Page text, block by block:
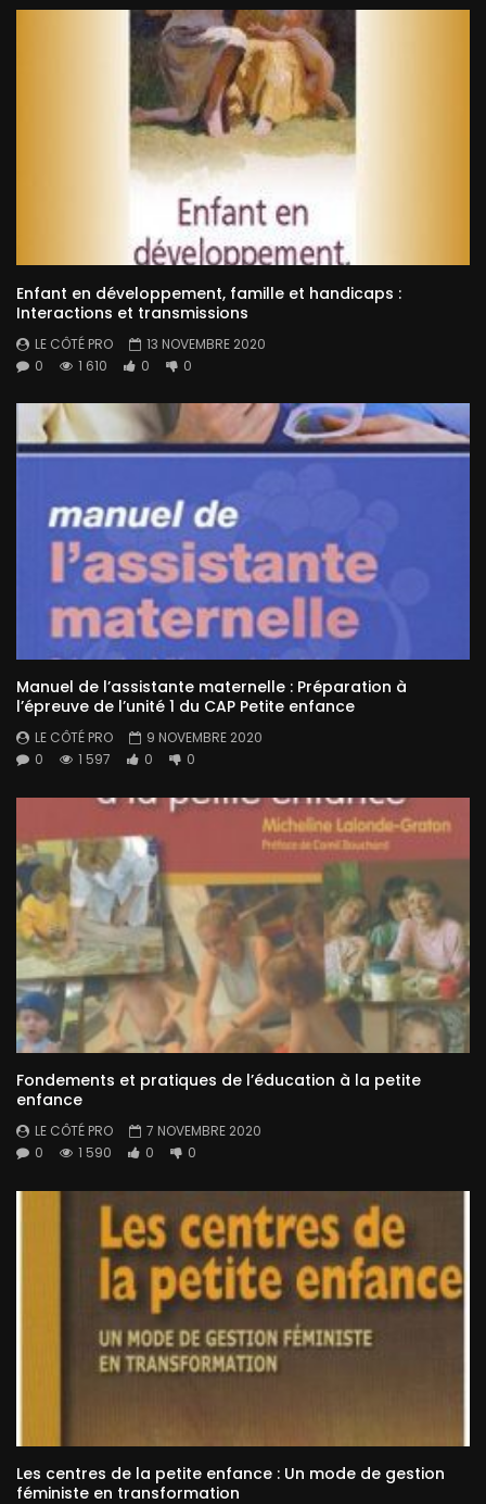
Enfant en développement, famille et handicaps :
Interactions et transmissions
LE CÔTÉ PRO
13 NOVEMBRE 2020
0
1 610 0 0
Manuel de l’assistante maternelle : Préparation à
l’épreuve de l’unité 1 du CAP Petite enfance
LE CÔTÉ PRO
9 NOVEMBRE 2020
0
1 597 0 0
Fondements et pratiques de l’éducation à la petite
enfance
LE CÔTÉ PRO
7 NOVEMBRE 2020
0
1 590 0 0
Les centres de la petite enfance : Un mode de gestion
féministe en transformation